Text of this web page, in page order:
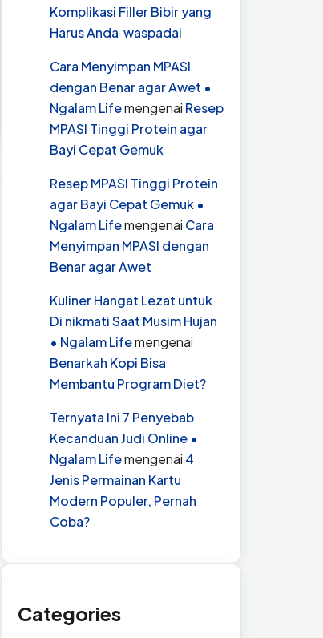
Komplikasi Filler Bibir yang
Harus Anda waspadai
Cara Menyimpan MPASI
dengan Benar agar Awet •
Ngalam Lifemengenai Resep
MPASI Tinggi Protein agar
Bayi Cepat Gemuk
Resep MPASI Tinggi Protein
agar Bayi Cepat Gemuk •
Ngalam Lifemengenai Cara
Menyimpan MPASI dengan
Benar agar Awet
Kuliner Hangat Lezat untuk
Di nikmati Saat Musim Hujan
• Ngalam Lifemengenai
Benarkah Kopi Bisa
Membantu Program Diet?
Ternyata Ini 7 Penyebab
Kecanduan Judi Online •
Ngalam Lifemengenai 4
Jenis Permainan Kartu
Modern Populer, Pernah
Coba?
Categories